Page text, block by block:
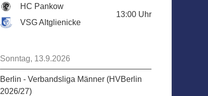
HC Pankow
VSG Altglienicke
13:00 Uhr
Sonntag, 13.9.2026
Berlin - Verbandsliga Männer (HVBerlin
2026/27)